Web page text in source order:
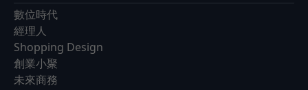
數位時代
經理人
Shopping Design
創業小聚
未來商務